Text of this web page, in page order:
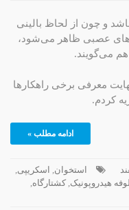
و چون از لحاظ بالینی
عصبی ظاهر می‌شود،
می‌گویند.
معرفی برخی راهکارها
کردم.
ادامه مطلب »
استخوان, اسکریپی,
هیدروپونیک, کشتارگاه,